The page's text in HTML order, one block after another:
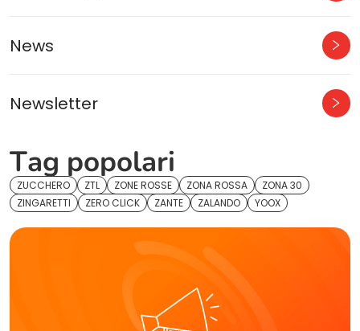
News
Newsletter
Tag popolari
ZUCCHERO ZTL ZONE ROSSE ZONA ROSSA
ZONA 30
ZINGARETTI
ZERO CLICK ZANTE ZALANDO YOOX